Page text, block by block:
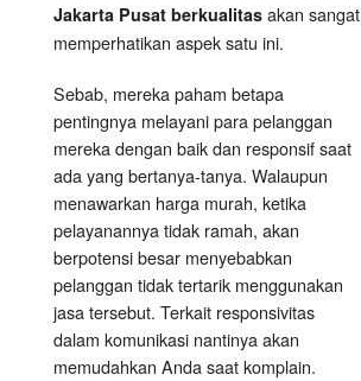
Jakarta Pusat berkualitas akan sangat
memperhatikan aspek satu ini.
Sebab, mereka paham betapa
pentingnya melayani para pelanggan
mereka dengan baik dan responsif saat
ada yang bertanya-tanya. Walaupun
menawarkan harga murah, ketika
pelayanannya tidak ramah, akan
berpotensi besar menyebabkan
pelanggan tidak tertarik menggunakan
jasa tersebut. Terkait responsivitas
dalam komunikasi nantinya akan
memudahkan Anda saat komplain.